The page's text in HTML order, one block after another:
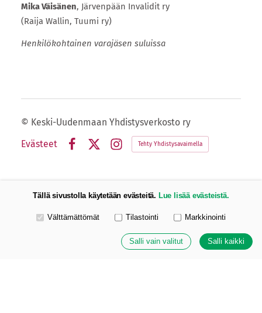
Mika Väisänen, Järvenpään Invalidit ry
(Raija Wallin, Tuumi ry)
Henkilökohtainen varajäsen suluissa
© Keski-Uudenmaan Yhdistysverkosto ry
Evästeet
Instagram
Tehty Yhdistysavaimella
Tällä sivustolla käytetään evästeitä. Lue lisää evästeistä.
Valitse käytettävät evästeet
Välttämättömät Tilastointi Markkinointi
Salli vain valitut Salli kaikki